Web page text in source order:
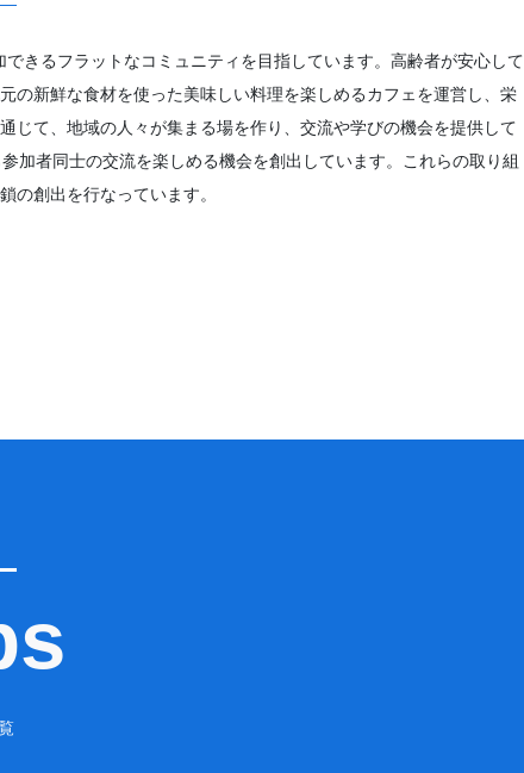
きるフラットなコミュニティを目指しています。高齢者が安心して
の新鮮な食材を使った美味しい料理を楽しめるカフェを運営し、栄
じて、地域の人々が集まる場を作り、交流や学びの機会を提供して
加者同士の交流を楽しめる機会を創出しています。これらの取り組
の創出を行なっています。